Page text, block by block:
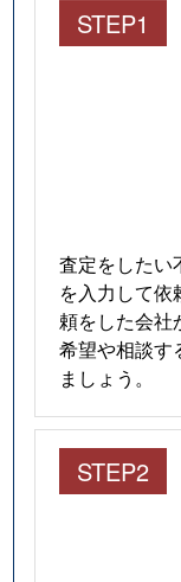
STEP1
査定をしたい
を入力して依
頼をした会社
希望や相談す
ましょう。
STEP2